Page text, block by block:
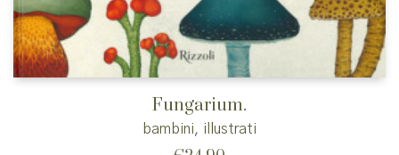
Fungarium.
bambini, illustrati